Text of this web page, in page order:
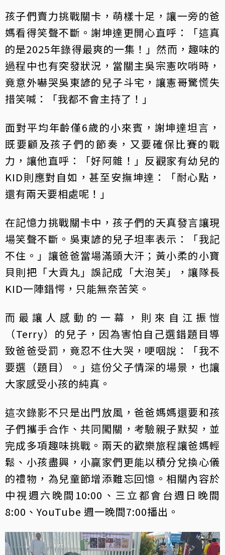
孩子們賣力挑戰關卡，萌樣十足，讓一旁的爸
媽看得笑聲不斷。謝坤達更開心直呼：「這真
的是2025年錄得最爽的一集！」然而，趣味的
過程中也有突發狀況，當關主吳宗憲吹哨時，
竟意外嚇哭吳東諺的兒子斗宅，讓憲哥驚慌失
措笑喊：「我都不會主持了！」
面對平均年齡僅6歲的小來賓，謝坤達坦言，
既要顧及孩子們的節奏，又要確保比賽的戰
力，讓他直呼：「好阿雜！」反觀家有幼兒的
KID則應對自如，甚至安撫坤達：「耐心點，
還有兩天要相處呢！」
在記憶力挑戰關卡中，孩子們的天真發言讓現
場笑聲不斷。吳東諺的兒子坦率表示：「我記
不住。」讓爸爸當場滿頭大汗；黃小柔的小寶
貝則把「大貢丸」誤記成「大泡芙」，讓隊長
KID一陣錯愕，只能無奈苦笑。
而最讓人感動的一幕，則來自江振愷
（Terry）的兒子，因為害怕自己選錯題目導
致爸爸受罰，竟忍不住大哭，哽咽說：「我不
要選（題目）。」這份父子情深的場景，也讓
大家感受小孩的純真。
這次錄影不只是出門放風，爸爸媽媽還要和孩
子們攜手合作、共同闖關，考驗親子默契，並
完成多項趣味挑戰。兩天的歡樂旅程讓爸媽輕
鬆、小孩盡興，小贏家們更能以積分兌換心儀
的禮物，為兒童節增添難忘回憶。相關內容於
中視週六晚間10:00、三立都會台週日晚間
8:00、YouTube 週一晚間7:00播出。